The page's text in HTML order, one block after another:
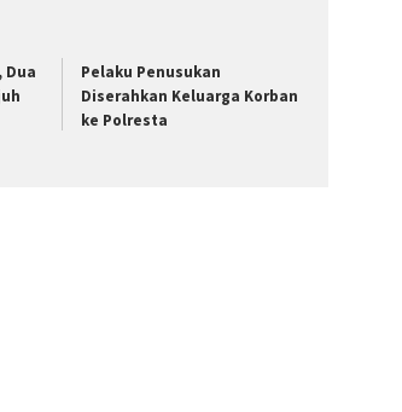
Dua
Pelaku Penusukan
Diserahkan Keluarga Korban
ke Polresta